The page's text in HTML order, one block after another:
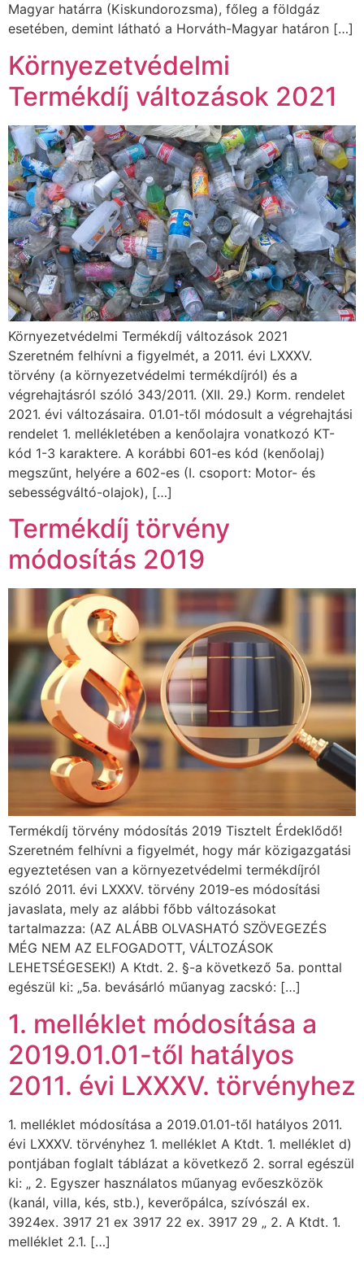
Magyar határra (Kiskundorozsma), főleg a földgáz
esetében, demint látható a Horváth-Magyar határon […]
Környezetvédelmi
Termékdíj változások 2021
Környezetvédelmi Termékdíj változások 2021
Szeretném felhívni a figyelmét, a 2011. évi LXXXV.
törvény (a környezetvédelmi termékdíjról) és a
végrehajtásról szóló 343/2011. (XII. 29.) Korm. rendelet
2021. évi változásaira. 01.01-től módosult a végrehajtási
rendelet 1. mellékletében a kenőolajra vonatkozó KT-
kód 1-3 karaktere. A korábbi 601-es kód (kenőolaj)
megszűnt, helyére a 602-es (I. csoport: Motor- és
sebességváltó-olajok), […]
Termékdíj törvény
módosítás 2019
Termékdíj törvény módosítás 2019 Tisztelt Érdeklődő!
Szeretném felhívni a figyelmét, hogy már közigazgatási
egyeztetésen van a környezetvédelmi termékdíjról
szóló 2011. évi LXXXV. törvény 2019-es módosítási
javaslata, mely az alábbi főbb változásokat
tartalmazza: (AZ ALÁBB OLVASHATÓ SZÖVEGEZÉS
MÉG NEM AZ ELFOGADOTT, VÁLTOZÁSOK
LEHETSÉGESEK!) A Ktdt. 2. §-a következő 5a. ponttal
egészül ki: „5a. bevásárló műanyag zacskó: […]
1. melléklet módosítása a
2019.01.01-től hatályos
2011. évi LXXXV. törvényhez
1. melléklet módosítása a 2019.01.01-től hatályos 2011.
évi LXXXV. törvényhez 1. melléklet A Ktdt. 1. melléklet d)
pontjában foglalt táblázat a következő 2. sorral egészül
ki: „ 2. Egyszer használatos műanyag evőeszközök
(kanál, villa, kés, stb.), keverőpálca, szívószál ex.
3924ex. 3917 21 ex 3917 22 ex. 3917 29 „ 2. A Ktdt. 1.
melléklet 2.1. […]